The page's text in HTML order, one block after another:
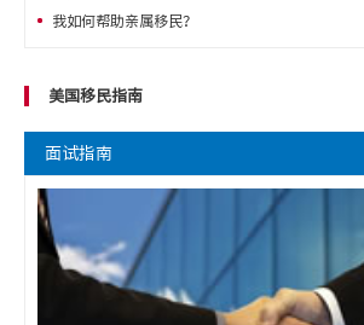
我如何帮助亲属移民？
美国移民指南
面试指南